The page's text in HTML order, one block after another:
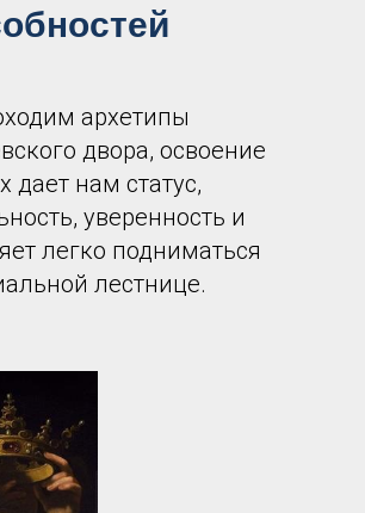
архетипы
двора, освоение
дает нам статус,
уверенность и
легко подниматься
лестнице.